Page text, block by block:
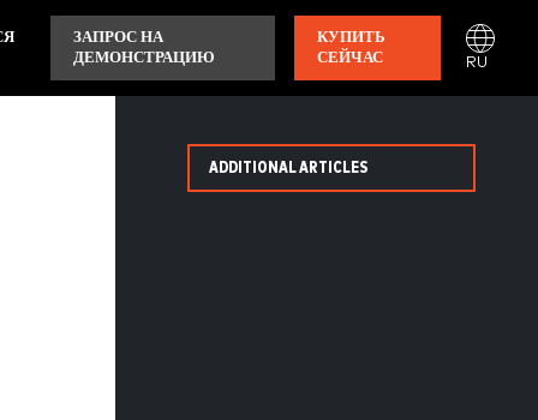
ЗАПРОС НА
ДЕМОНСТРАЦИЮ
КУПИТЬ
СЕЙЧАС
RU
ADDITIONAL ARTICLES